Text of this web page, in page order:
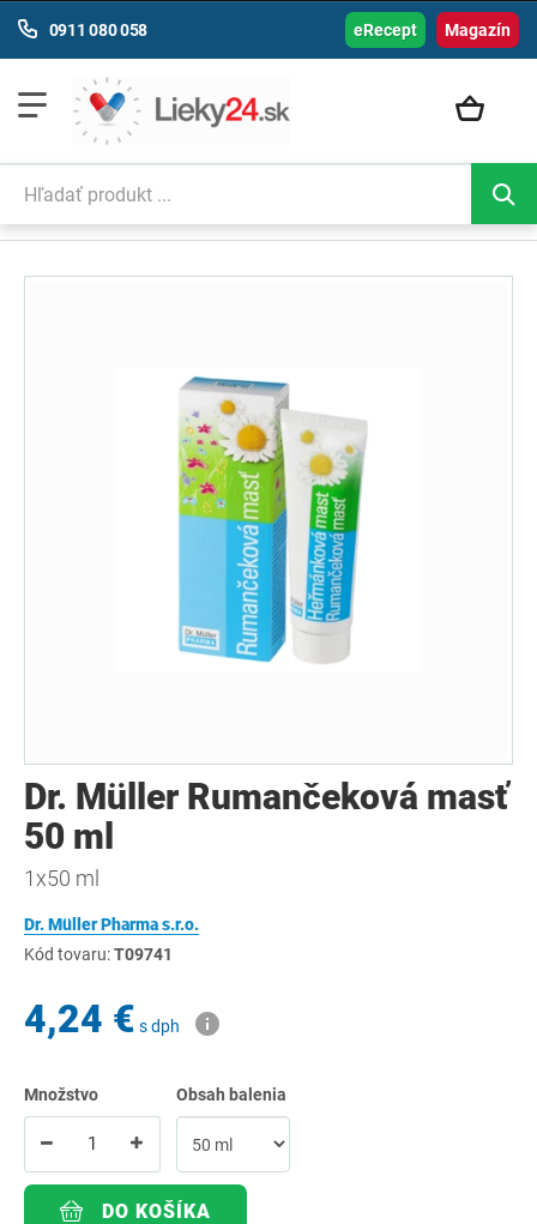
Magazín
0911 080 058 eRecept
Dr. Müller Rumančeková masť
50 ml
1x50 ml
Dr. Müller Pharma s.r.o.
Kód tovaru:T09741
4,24 € s dph
Množstvo Obsah balenia
DO KOŠÍKA